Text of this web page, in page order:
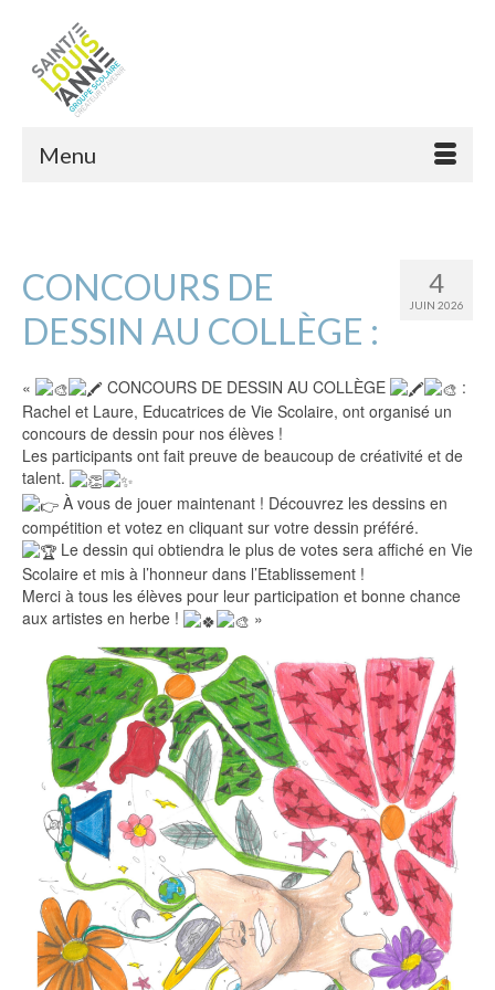
Menu
4
JUIN 2026
CONCOURS DE
DESSIN AU COLLÈGE :
« CONCOURS DE DESSIN AU COLLÈGE
:
Rachel et Laure, Educatrices de Vie Scolaire, ont organisé un
concours de dessin pour nos élèves !
Les participants ont fait preuve de beaucoup de créativité et de
talent.
À vous de jouer maintenant ! Découvrez les dessins en
compétition et votez en cliquant sur votre dessin préféré.
Le dessin qui obtiendra le plus de votes sera affiché en Vie
Scolaire et mis à l’honneur dans l’Etablissement !
Merci à tous les élèves pour leur participation et bonne chance
aux artistes en herbe !
»